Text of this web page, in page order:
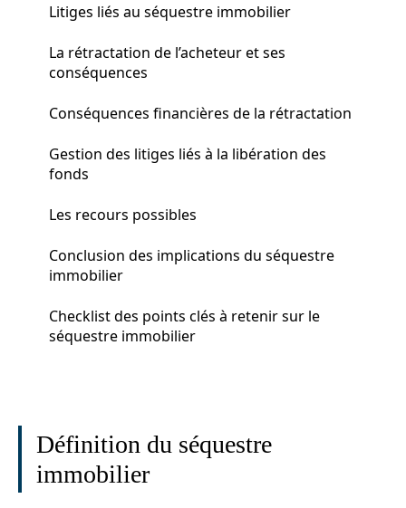
Litiges liés au séquestre immobilier
La rétractation de l’acheteur et ses
conséquences
Conséquences financières de la rétractation
Gestion des litiges liés à la libération des
fonds
Les recours possibles
Conclusion des implications du séquestre
immobilier
Checklist des points clés à retenir sur le
séquestre immobilier
Définition du séquestre
immobilier